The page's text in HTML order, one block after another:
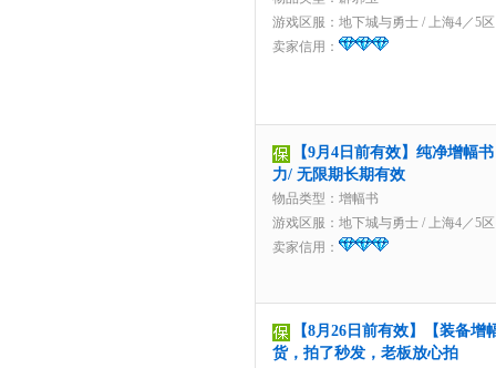
游戏区服： 地下城与勇士 / 上海4／5区
卖家信用：
【9月4日前有效】纯净增幅
力/ 无限期长期有效
物品类型：增幅书
游戏区服： 地下城与勇士 / 上海4／5区
卖家信用：
【8月26日前有效】【装备
货，拍了秒发，老板放心拍